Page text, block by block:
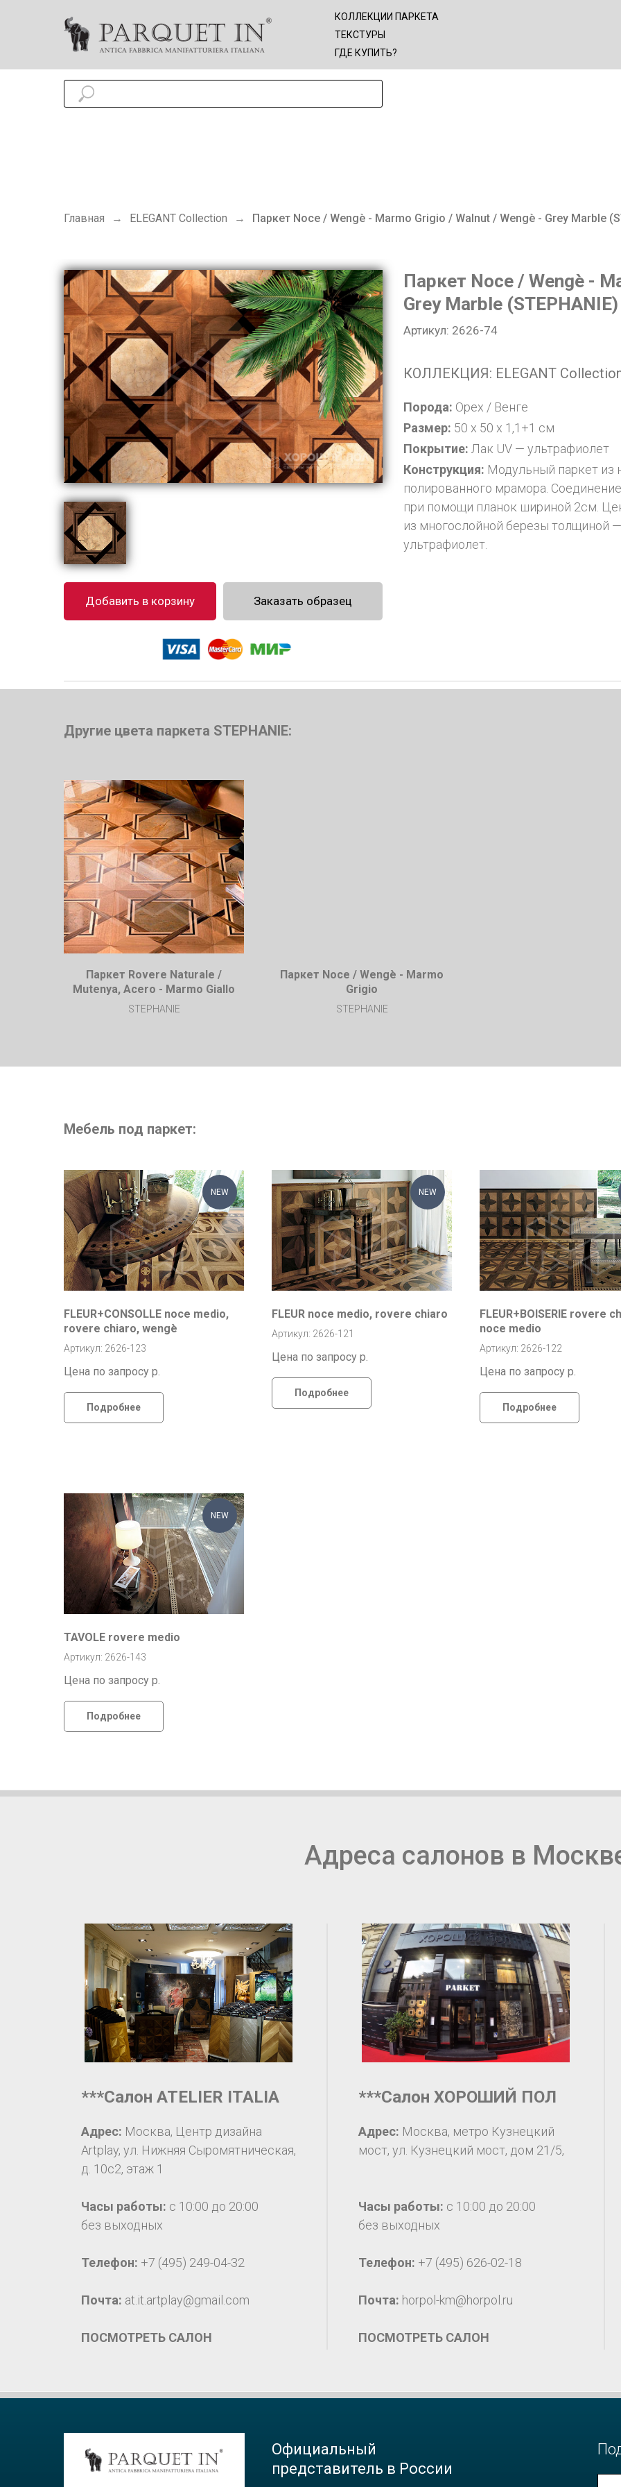
КОЛЛЕКЦИИ ПАРКЕТА
ТЕКСТУРЫ
ГДЕ КУПИТЬ?
Главная → ELEGANT Collection → Паркет Noce / Wengè - Marmo Grigio / Walnut / Wengè - Grey Marble
Паркет Noce / Wengè -
Grey Marble (STEPHANIE)
Добавить в корзину Заказать образец
КОЛЛЕКЦИЯ: ELEGANT
Артикул: 2626-74
Порода: Орех / Венге
Размер: 50 x 50 x 1,1+1 см
Конструкция: Модульный паркет из
полированного мрамора.
при помощи планок шириной 2см.
из многослойной березы толщиной
ультрафиолет.
Покрытие: Лак UV — ультрафиолет
Другие цвета паркета STEPHANIE:
Паркет Rovere Naturale /
Mutenya, Acero - Marmo Giallo
STEPHANIE
Паркет Noce / Wengè - Marmo
Grigio
STEPHANIE
Мебель под паркет:
NEW
FLEUR+CONSOLLE noce medio,
rovere chiaro, wengè
Артикул: 2626-123
Цена по запросу р.
Подробнее
NEW
FLEUR noce medio, rovere chiaro
Артикул: 2626-121
Цена по запросу р.
Подробнее
FLEUR+BOISERIE rovere
noce medio
Артикул: 2626-122
Цена по запросу р.
Подробнее
NEW
TAVOLE rovere medio
Артикул: 2626-143
Цена по запросу р.
Подробнее
Адреса салонов в
***Салон ATELIER ITALIA
Адрес: Москва, Центр дизайна
Artplay, ул. Нижняя Сыромятническая,
д. 10c2, этаж 1
Часы работы: с 10:00 до 20:00
без выходных
Телефон: +7 (495) 249-04-32
Почта: at.it.artplay@gmail.com
ПОСМОТРЕТЬ САЛОН
***Салон ХОРОШИЙ ПОЛ
Адрес: Москва, метро Кузнецкий
мост, ул. Кузнецкий мост, дом 21/5,
Часы работы: с 10:00 до 20:00
без выходных
Телефон: +7 (495) 626-02-18
Почта: horpol-km@horpol.ru
ПОСМОТРЕТЬ САЛОН
Официальный
представитель в России